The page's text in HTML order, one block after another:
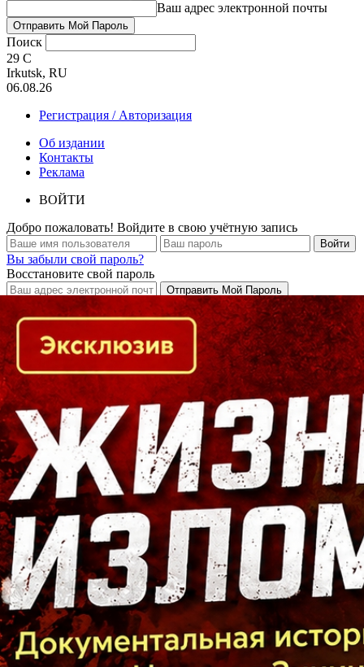
Ваш адрес электронной почты
Поиск
29 C
Irkutsk, RU
06.08.26
Регистрация / Авторизация
Об издании
Контакты
Реклама
ВОЙТИ
Добро пожаловать! Войдите в свою учётную запись
Вы забыли свой пароль?
Восстановите свой пароль
Кто есть кто в Байкальском регионе